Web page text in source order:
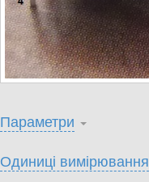
Параметри
Одиниці вимірювання